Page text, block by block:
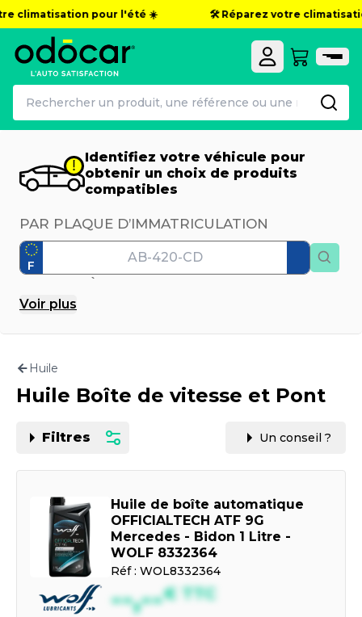
climatisation pour l'été ☀️ 🛠️ Réparez votre
Identifiez votre véhicule pour
obtenir un choix de produits
compatibles
PAR PLAQUE D’IMMATRICULATION
F
Motorisation
Voir plus
Huile
Huile Boîte de vitesse et Pont
Filtres Un conseil ?
Huile de boîte automatique
OFFICIALTECH ATF 9G
Mercedes - Bidon 1 Litre -
WOLF 8332364
Réf : WOL8332364
--,--€ TTC